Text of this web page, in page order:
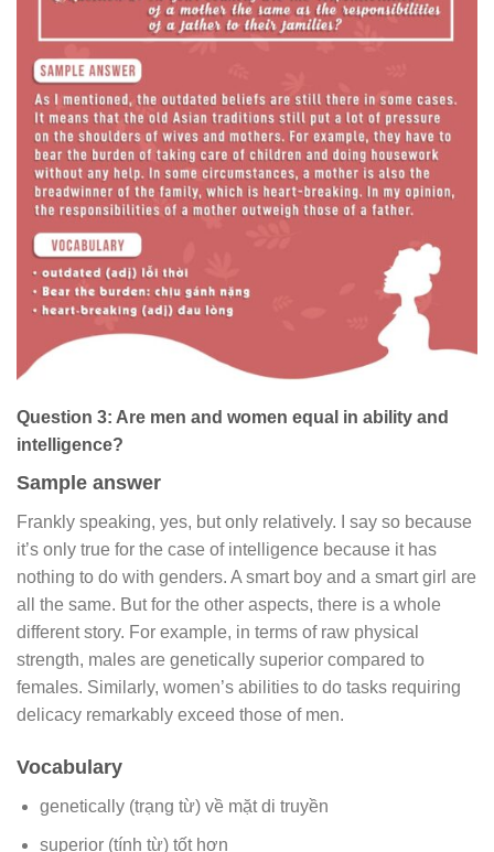
Question 3: Are men and women equal in ability and
intelligence?
Sample answer
Frankly speaking, yes, but only relatively. I say so because
it’s only true for the case of intelligence because it has
nothing to do with genders. A smart boy and a smart girl are
all the same. But for the other aspects, there is a whole
different story. For example, in terms of raw physical
strength, males are genetically superior compared to
females. Similarly, women’s abilities to do tasks requiring
delicacy remarkably exceed those of men.
Vocabulary
genetically (trạng từ) về mặt di truyền
superior (tính từ) tốt hơn